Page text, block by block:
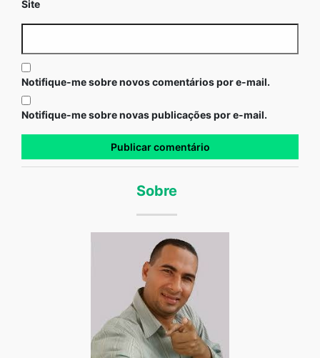
Site
Notifique-me sobre novos comentários por e-mail.
Notifique-me sobre novas publicações por e-mail.
Sobre